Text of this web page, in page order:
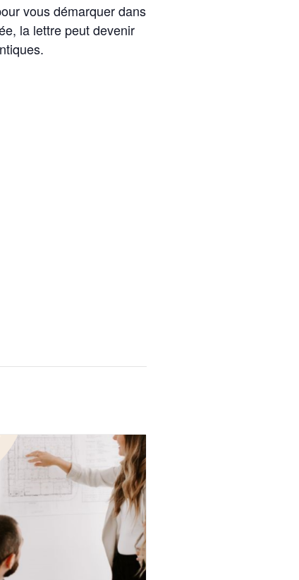
vous démarquer dans
la lettre peut devenir